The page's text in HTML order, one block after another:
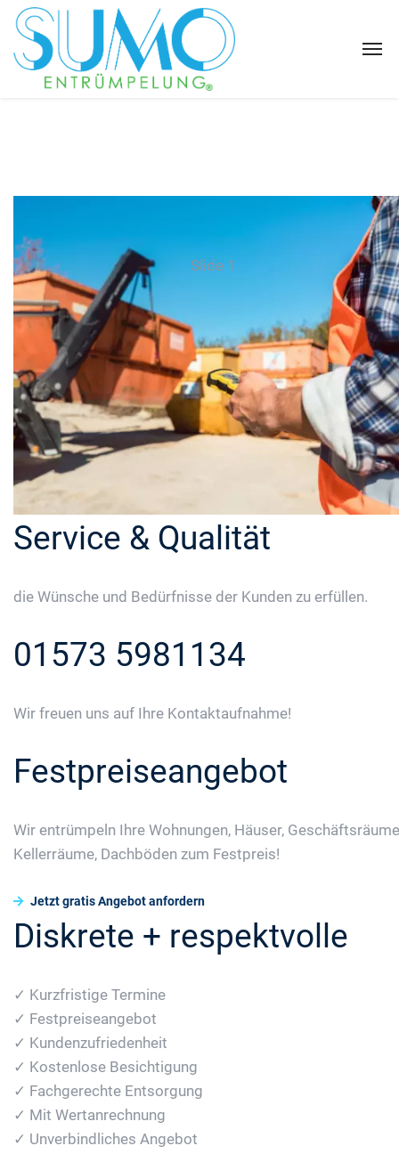
Slide 1
Service & Qualität
die Wünsche und Bedürfnisse der Kunden zu erfüllen.
01573 5981134
Wir freuen uns auf Ihre Kontaktaufnahme!
Festpreiseangebot
Wir entrümpeln Ihre Wohnungen, Häuser,
Kellerräume, Dachböden zum Festpreis!
Jetzt gratis Angebot anfordern
Diskrete + respektvolle
✓ Kurzfristige Termine
✓ Festpreiseangebot
✓ Kundenzufriedenheit
✓ Kostenlose Besichtigung
✓ Fachgerechte Entsorgung
✓ Mit Wertanrechnung
✓ Unverbindliches Angebot